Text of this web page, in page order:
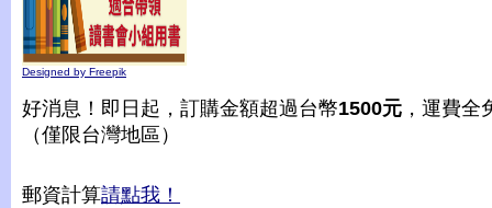
Designed by Freepik
好消息！即日起，訂購金額超過台幣1500元 ，運費全
（僅限台灣地區）
郵資計算請點我！